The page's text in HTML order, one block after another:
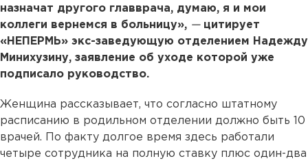
назначат другого главврача, думаю, я и мои
коллеги вернемся в больницу», —цитирует
«НЕПЕРМЬ» экс-заведующую отделением Надежду
Минихузину, заявление об уходе которой уже
подписало руководство.
Женщина рассказывает, что согласно штатному
расписанию в родильном отделении должно быть 10
врачей. По факту долгое время здесь работали
четыре сотрудника на полную ставку плюс один-два